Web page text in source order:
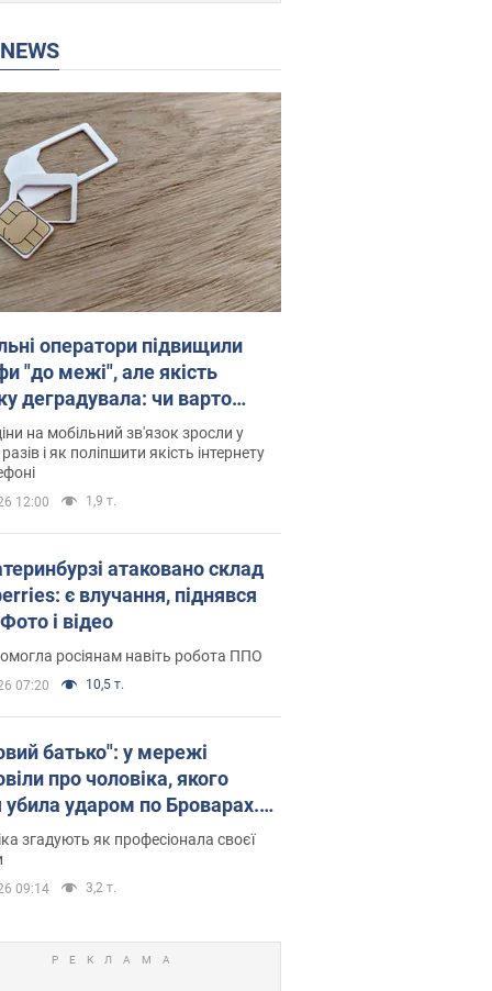
NEWS
оператори підвищили
"до межі", але якість
деградувала: чи варто
на ціни
на мобільний зв'язок зросли у
і як поліпшити якість інтернету
12:00 1,9 т.
атаковано склад
є влучання, піднявся
і відео
росіянам навіть робота ППО
07:20 10,5 т.
батько": у мережі
про чоловіка, якого
убила ударом по Броварах.
згадують як професіонала своєї
09:14 3,2 т.